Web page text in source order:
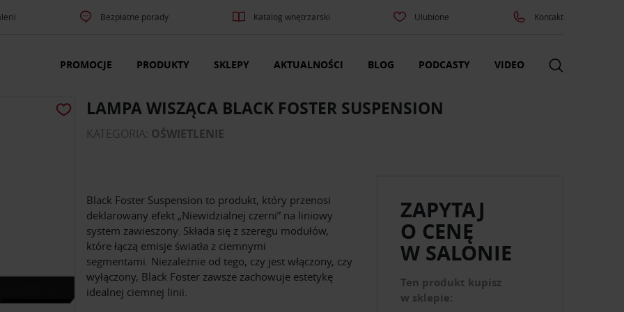
Bezpłatne porady Katalog wnętrzarski Ulubione Kontakt
PROMOCJE PRODUKTY SKLEPY AKTUALNOŚCI BLOG PODCASTY VIDEO
LAMPA WISZĄCA BLACK FOSTER SUSPENSION
KATEGORIA: OŚWIETLENIE
Black Foster Suspension to produkt, który przenosi
deklarowany efekt „Niewidzialnej czerni” na liniowy
system zawieszony. Składa się z szeregu modułów,
które łączą emisje światła z ciemnymi
segmentami. Niezależnie od tego, czy jest włączony, czy
wyłączony, Black Foster zawsze zachowuje estetykę
idealnej ciemnej linii.
ZAPYTAJ
O CENĘ
W SALONIE
Ten produkt kupisz
w sklepie: